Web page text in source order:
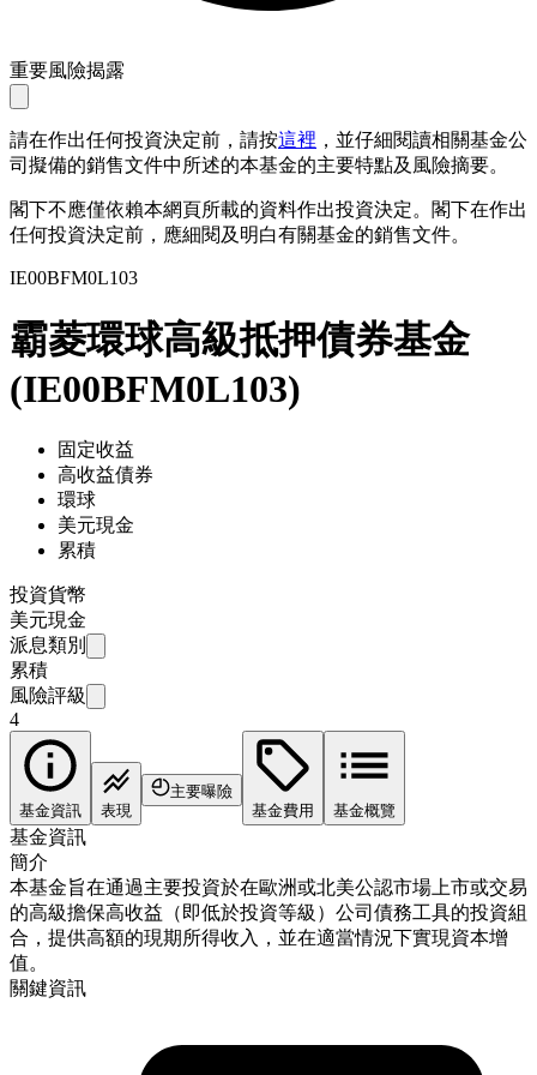
重要風險揭露
請在作出任何投資決定前，請按這裡 ，並仔細閱讀相關基金公
司擬備的銷售文件中所述的本基金的主要特點及風險摘要。
閣下不應僅依賴本網頁所載的資料作出投資決定。閣下在作出
任何投資決定前，應細閱及明白有關基金的銷售文件。
IE00BFM0L103
霸菱環球高級抵押債券基金
(IE00BFM0L103)
固定收益
高收益債券
環球
美元現金
累積
投資貨幣
美元現金
派息類別
累積
風險評級
4
基金資訊 表現
主要曝險
基金費用
基金概覽
基金資訊
簡介
本基金旨在通過主要投資於在歐洲或北美公認市場上市或交易
的高級擔保高收益（即低於投資等級）公司債務工具的投資組
合，提供高額的現期所得收入，並在適當情況下實現資本增
值。
關鍵資訊